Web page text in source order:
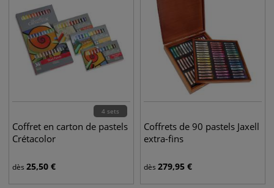
4 sets
Coffret en carton de pastels
Crétacolor
dès 25,50 €
Coffrets de 90 pastels Jaxell
extra-fins
dès 279,95 €